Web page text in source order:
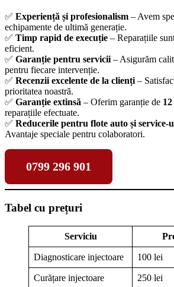
✅ Experiență și profesionalism – Avem
echipamente de ultimă generație.
✅ Timp rapid de execuție – Reparațiile
eficient.
✅ Garanție pentru servicii – Asigurăm
pentru fiecare intervenție.
✅ Recenzii excelente de la clienți –
prioritatea noastră.
✅ Garanție extinsă – Oferim garanție de
reparațiile efectuate.
✅ Reducerile pentru flote auto și service-
Avantaje speciale pentru colaboratori.
0799 296 901
Tabel cu prețuri
Serviciu
Diagnosticare injectoare 100 lei
Curățare injectoare 250 lei